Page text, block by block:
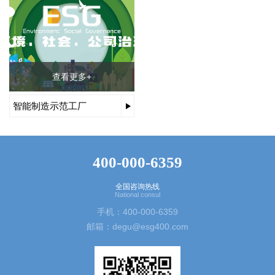
查看更多+
智能制造示范工厂
400-000-6359
全国咨询热线
National consul
手机：400-000-6359
邮箱：degu@esg400.com